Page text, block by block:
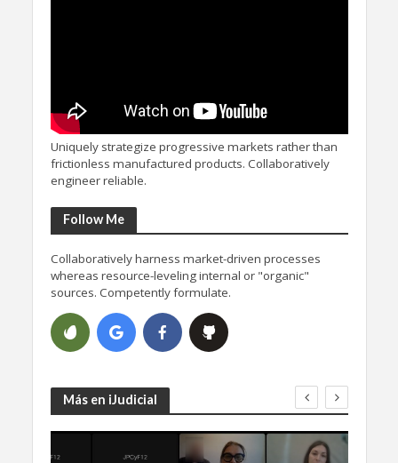
Uniquely strategize progressive markets rather than
frictionless manufactured products. Collaboratively
engineer reliable.
Follow Me
Collaboratively harness market-driven processes
whereas resource-leveling internal or "organic"
sources. Competently formulate.
Más en iJudicial